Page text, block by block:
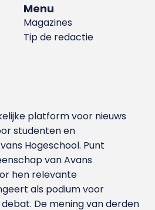
Menu
Magazines
Tip de redactie
platform voor nieuws
studenten en
Hoge­school. Punt
van Avans
hen relevante
als podium voor
De mening van derden